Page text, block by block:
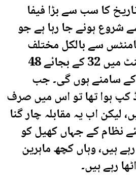
96 سالہ تاریخ کا سب سے بڑا فیفا
جون سے شروع ہونے جا رہا ہے جو
سے بالکل مختلف
ہوگا۔ اس بار ٹورنامنٹ میں 32 کے بجائے 48
سامنے ہوں گی۔ جب
کپ ہوا تھا تو اس میں صرف
لیکن اب یہ مقابلہ چار گنا
نظام کے جہاں کھیل کو
ہیں، وہاں کچھ ماہرین
رہے ہیں۔